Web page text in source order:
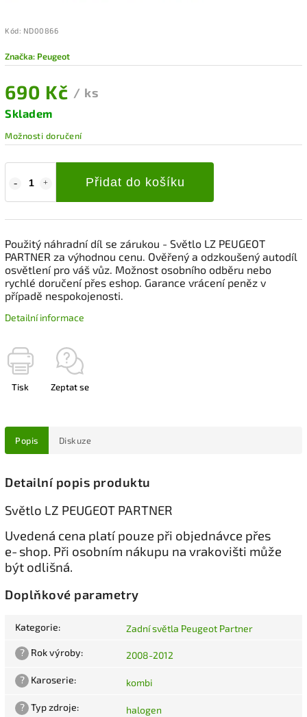
Kód: ND00866
Značka: Peugeot
690 Kč / ks
Skladem
Možnosti doručení
Přidat do košíku
Použitý náhradní díl se zárukou - Světlo LZ PEUGEOT
PARTNER za výhodnou cenu. Ověřený a odzkoušený autodíl
osvětlení pro váš vůz. Možnost osobního odběru nebo
rychlé doručení přes eshop. Garance vrácení peněz v
případě nespokojenosti.
Detailní informace
Tisk Zeptat se
Popis Diskuze
Detailní popis produktu
Světlo LZ PEUGEOT PARTNER
Uvedená cena platí pouze při objednávce přes
e‑shop. Při osobním nákupu na vrakovišti může
být odlišná.
Doplňkové parametry
Kategorie: Zadní světla Peugeot Partner
? Rok výroby: 2008-2012
? Karoserie: kombi
? Typ zdroje: halogen